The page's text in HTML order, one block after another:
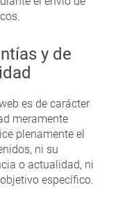
y de
es de carácter
meramente
plenamente el
ni su
o actualidad, ni
específico.